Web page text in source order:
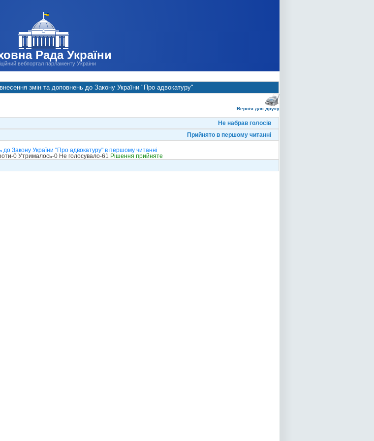
Рада України
вебпортал парламенту України
змін та доповнень до Закону України "Про адвокатуру"
Версія для друку
Не набрав голосів
Прийнято в першому читанні
Закону України "Про адвокатуру" в першому читанні
0 Утрималось-0 Не голосувало-61 Рішення прийняте